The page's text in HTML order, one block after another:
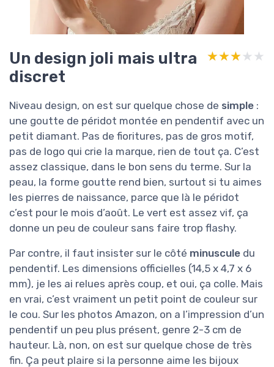
Un design joli mais ultra
discret
★★★★★
★★★★★
Niveau design, on est sur quelque chose de simple :
une goutte de péridot montée en pendentif avec un
petit diamant. Pas de fioritures, pas de gros motif,
pas de logo qui crie la marque, rien de tout ça. C’est
assez classique, dans le bon sens du terme. Sur la
peau, la forme goutte rend bien, surtout si tu aimes
les pierres de naissance, parce que là le péridot
c’est pour le mois d’août. Le vert est assez vif, ça
donne un peu de couleur sans faire trop flashy.
Par contre, il faut insister sur le côté minuscule du
pendentif. Les dimensions officielles (14,5 x 4,7 x 6
mm), je les ai relues après coup, et oui, ça colle. Mais
en vrai, c’est vraiment un petit point de couleur sur
le cou. Sur les photos Amazon, on a l’impression d’un
pendentif un peu plus présent, genre 2-3 cm de
hauteur. Là, non, on est sur quelque chose de très
fin. Ça peut plaire si la personne aime les bijoux